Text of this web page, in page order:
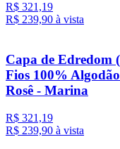
R$ 321,19
R$ 239,90 à vista
Capa de Edredom
Fios 100%
Rosê - Marina
R$ 321,19
R$ 239,90 à vista